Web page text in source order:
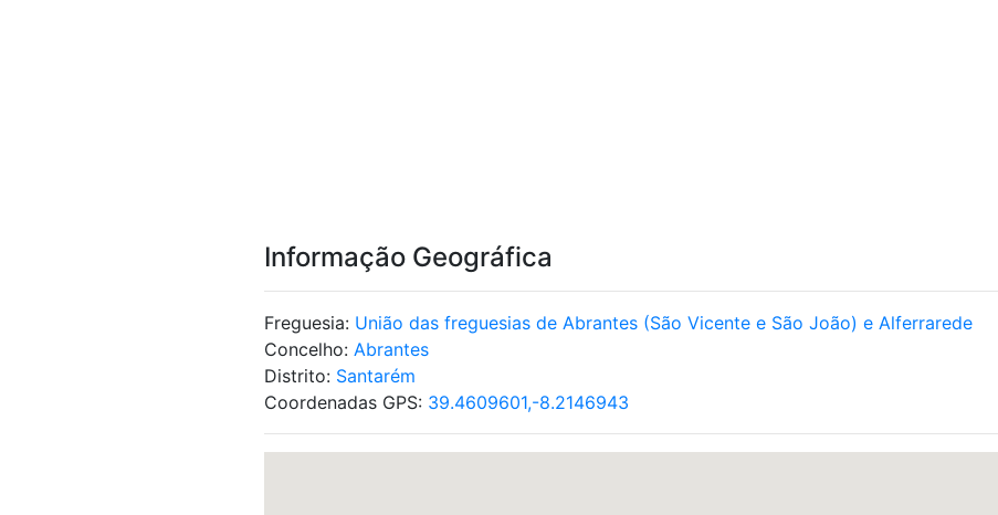
Informação Geográfica
Freguesia: União das freguesias de Abrantes (São Vicente e São João) e Alferrarede
Concelho: Abrantes
Distrito: Santarém
Coordenadas GPS: 39.4609601,-8.2146943